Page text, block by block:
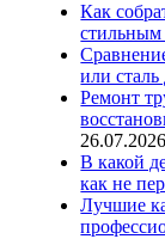
Как
или
Ремонт
26.07.2026
В какой
как не
Лучшие